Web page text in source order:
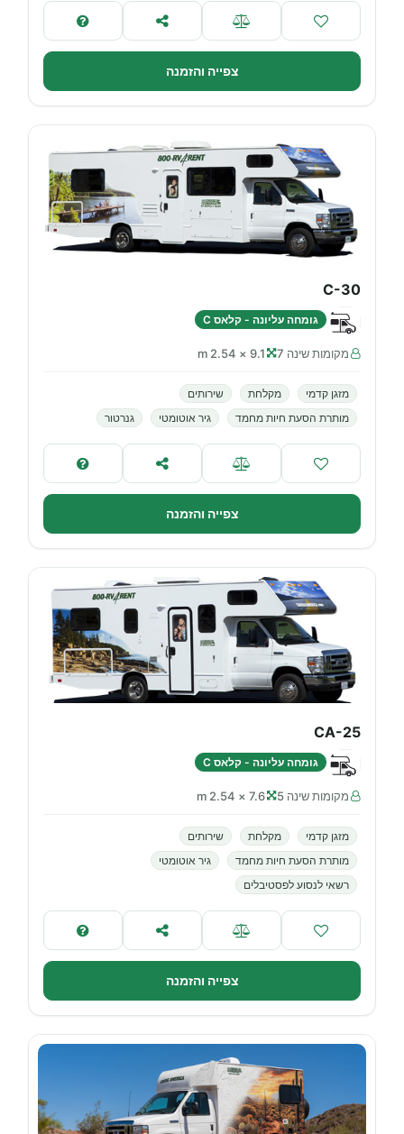
צפייה והזמנה
C-30
גומחה עליונה - קלאס C
מקומות שינה 7 9.1 × 2.54 m
מזגן קדמי מקלחת
שירותים
מותרת הסעת חיות מחמד
גיר אוטומטי גנרטור
צפייה והזמנה
CA-25
גומחה עליונה - קלאס C
מקומות שינה 5 7.6 × 2.54 m
מזגן קדמי מקלחת
שירותים
מותרת הסעת חיות מחמד
גיר אוטומטי
רשאי לנסוע לפסטיבלים
צפייה והזמנה